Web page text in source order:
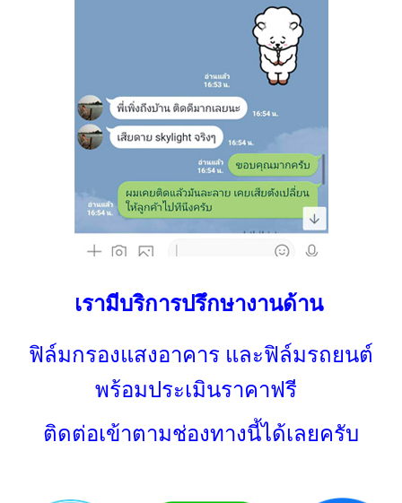
เรามีบริการปรึกษางานด้าน
ฟิล์มกรองแสงอาคาร และฟิล์มรถยนต์
พร้อมประเมินราคาฟรี
ติดต่อเข้าตามช่องทางนี้ได้เลยครับ